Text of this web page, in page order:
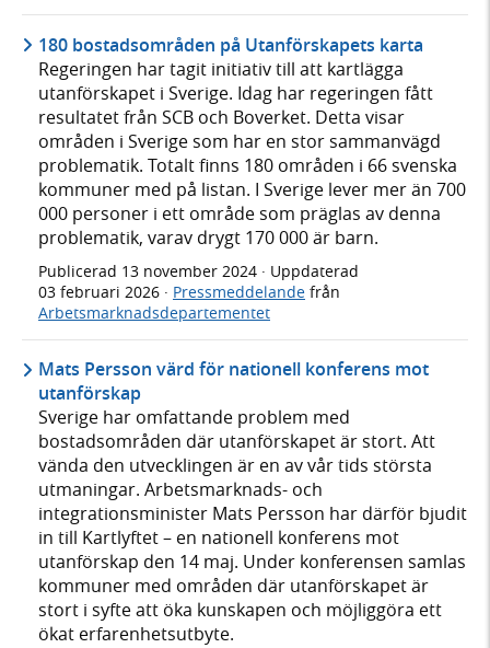
180 bostadsområden på Utanförskapets karta
Regeringen har tagit initiativ till att kartlägga
utanförskapet i Sverige. Idag har regeringen fått
resultatet från SCB och Boverket. Detta visar
områden i Sverige som har en stor sammanvägd
problematik. Totalt finns 180 områden i 66 svenska
kommuner med på listan. I Sverige lever mer än 700
000 personer i ett område som präglas av denna
problematik, varav drygt 170 000 är barn.
Publicerad 13 november 2024 · Uppdaterad
03 februari 2026 · Pressmeddelande från
Arbetsmarknadsdepartementet
Mats Persson värd för nationell konferens mot
utanförskap
Sverige har omfattande problem med
bostadsområden där utanförskapet är stort. Att
vända den utvecklingen är en av vår tids största
utmaningar. Arbetsmarknads- och
integrationsminister Mats Persson har därför bjudit
in till Kartlyftet – en nationell konferens mot
utanförskap den 14 maj. Under konferensen samlas
kommuner med områden där utanförskapet är
stort i syfte att öka kunskapen och möjliggöra ett
ökat erfarenhetsutbyte.